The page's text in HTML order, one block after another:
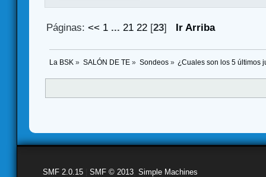
Páginas:<< 1 ...21 22 [23] Ir Arriba
La BSK » SALÓN DE TE» Sondeos» ¿Cuales son los 5 últimos
SMF 2.0.15 SMF © 2013 Simple Machines